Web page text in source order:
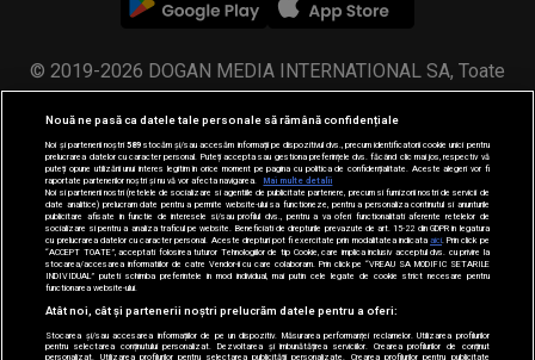
© 2019-2026 DOGAN MEDIA INTERNATIONAL SA, Toate
drepturile rezervate.
Nouă ne pasă ca datele tale personale să rămână confidențiale
Noi și partenerii noștri589stocăm și/sau accesăm informații pe dispozitivul dvs., precum identificatorii cookie unici pentru
prelucrarea datelor cu caracter personal. Puteți accepta sau gestiona preferințele dvs. făcând clic mai jos, respectiv vă
puteți opune utilizării unui interes legitim în orice moment pe pagina cu politica de confidențialitate. Aceste alegeri vor fi
raportate partenerilor noștri și nu vă vor afecta navigarea.
Mai multe detalii
Noi si partenerii nostri (retelele de socializare si agentiile de publicitate partenere, precum si furnizorii nostri de servicii de
date analitice) prelucram date pentru a permite website-ului sa functioneze, pentru a personaliza continutul si anunturile
publicitare afisate in functie de interesele si/sau profilul dvs., pentru a va oferi functionalitati aferente retelelor de
socializare si pentru a analiza traficul pe website. Beneficiati de drepturile prevazute de art. 15-22 din GDPR in legatura
cu prelucrarea datelor cu caracter personal. Aceste drepturi pot fi exercitate prin modalitatea indicataaici . Prin click pe
“ACCEPT TOATE”, acceptati folosirea tuturor Tehnologiilor de tip Cookie, care implica inclusiv acceptul dvs. cu privire la
stocarea/accesarea informatiilor de catre Vendor-ii cu care colaboram. Prin click pe “VREAU SA MODIFIC SETARILE
INDIVIDUAL” puteti schimba preferintele in mod individual, mai putin cele legate de cookie strict necesare pentru
functionarea website-ului.
Atât noi, cât și partenerii noștri prelucrăm datele pentru a oferi:
Stocarea și/sau accesarea informațiilor de pe un dispozitiv. Măsurarea performanței reclamelor. Utilizarea profilurilor
pentru selectarea conținutului personalizat. Dezvoltarea și îmbunătățirea serviciilor. Crearea profilurilor de conținut
personalizat. Utilizarea profilurilor pentru selectarea publicității personalizate. Crearea profilurilor pentru publicitate